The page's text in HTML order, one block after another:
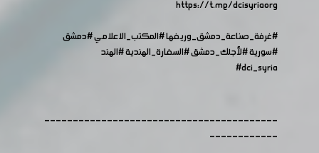
https://t.me/dcisyriaorg
#غرفة_صناعة_دمشق_وريفها#المكتب_الاعلامي#دمشق
#سورية#لأجلك_دمشق#السفارة_الهندية#الهند
#dci_syria
-----------------------------------------
------------